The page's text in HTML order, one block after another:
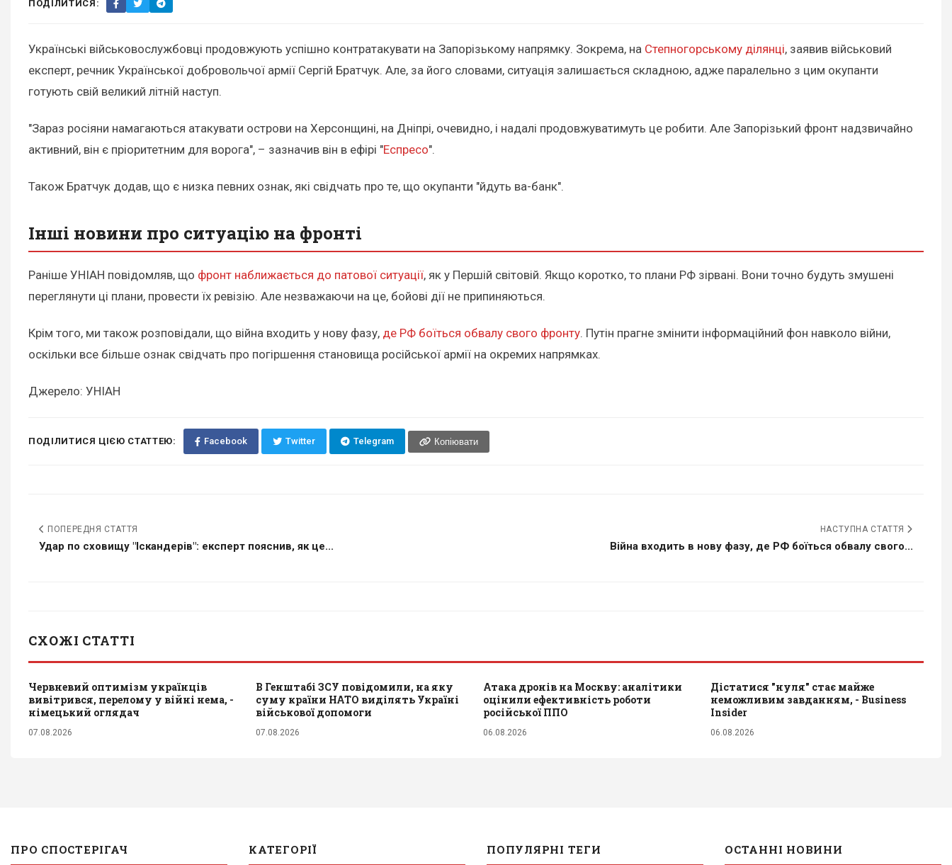
ПОДІЛИТИСЯ:
Українські військовослужбовці продовжують успішно контратакувати на Запорізькому напрямку. Зокрема, на Степногорському ділянці, заявив військовий
експерт, речник Української добровольчої армії Сергій Братчук. Але, за його словами, ситуація залишається складною, адже паралельно з цим окупанти
готують свій великий літній наступ.
"Зараз росіяни намагаються атакувати острови на Херсонщині, на Дніпрі, очевидно, і надалі продовжуватимуть це робити. Але Запорізький фронт надзвичайно
активний, він є пріоритетним для ворога", – зазначив він в ефірі "Еспресо".
Також Братчук додав, що є низка певних ознак, які свідчать про те, що окупанти "йдуть ва-банк".
Інші новини про ситуацію на фронті
Раніше УНІАН повідомляв, що фронт наближається до патової ситуації, як у Першій світовій. Якщо коротко, то плани РФ зірвані. Вони точно будуть змушені
переглянути ці плани, провести їх ревізію. Але незважаючи на це, бойові дії не припиняються.
Крім того, ми також розповідали, що війна входить у нову фазу, де РФ боїться обвалу свого фронту. Путін прагне змінити інформаційний фон навколо війни,
оскільки все більше ознак свідчать про погіршення становища російської армії на окремих напрямках.
Джерело: УНІАН
ПОДІЛИТИСЯ ЦІЄЮ СТАТТЕЮ: Facebook Twitter Telegram Копіювати
ПОПЕРЕДНЯ СТАТТЯ
Удар по сховищу "Іскандерів": експерт пояснив, як це...
НАСТУПНА СТАТТЯ
Війна входить в нову фазу, де РФ боїться обвалу свого...
СХОЖІ СТАТТІ
Червневий оптимізм українців
вивітрився, перелому у війні нема, -
німецький оглядач
07.08.2026
В Генштабі ЗСУ повідомили, на яку
суму країни НАТО виділять Україні
військової допомоги
07.08.2026
Атака дронів на Москву: аналітики
оцінили ефективність роботи
російської ППО
06.08.2026
Дістатися "нуля" стає майже
неможливим завданням, - Business
Insider
06.08.2026
ПРО СПОСТЕРІГАЧ КАТЕГОРІЇ ПОПУЛЯРНІ ТЕГИ ОСТАННІ НОВИНИ